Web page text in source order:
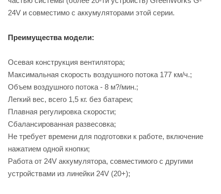
24V и совместимо с аккумуляторами этой серии.
Преимущества модели:
Осевая конструкция вентилятора;
Максимальная скорость воздушного потока 177 км/ч.;
Объем воздушного потока - 8 м?/мин.;
Легкий вес, всего 1,5 кг. без батареи;
Плавная регулировка скорости;
Сбалансированная развесовка;
Не требует времени для подготовки к работе, включение
нажатием одной кнопки;
Работа от 24V аккумулятора, совместимого с другими
устройствами из линейки 24V (20+);